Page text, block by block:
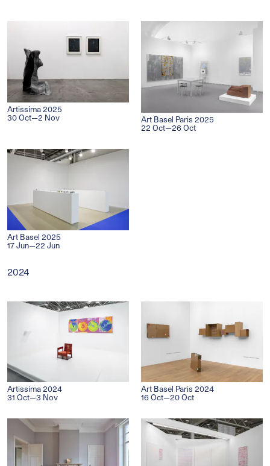
Artissima 2025
30 Oct—2 Nov
Art Basel Paris 2025
22 Oct—26 Oct
Art Basel 2025
17 Jun—22 Jun
2024
Artissima 2024
31 Oct—3 Nov
Art Basel Paris 2024
16 Oct—20 Oct